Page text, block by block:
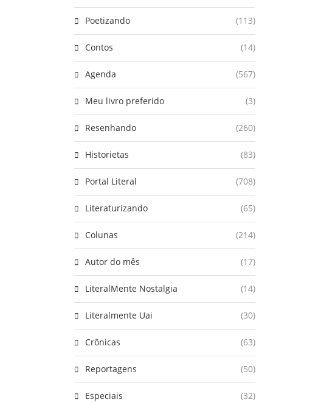
Poetizando (113)
Contos (14)
Agenda (567)
Meu livro preferido (3)
Resenhando (260)
Historietas (83)
Portal Literal (708)
Literaturizando (65)
Colunas (214)
Autor do mês (17)
LiteralMente Nostalgia (14)
Literalmente Uai (30)
Crônicas (63)
Reportagens (50)
Especiais (32)